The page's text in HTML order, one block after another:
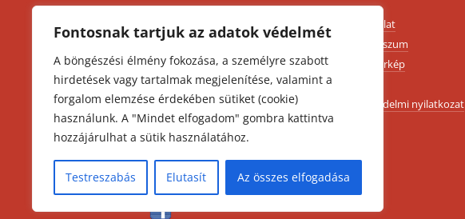
Fontosnak tartjuk az adatok védelmét
A böngészési élmény fokozása, a személyre szabott
hirdetések vagy tartalmak megjelenítése, valamint a
forgalom elemzése érdekében sütiket (cookie)
használunk. A "Mindet elfogadom" gombra kattintva
hozzájárulhat a sütik használatához.
Testreszabás Elutasít Az összes elfogadása
KEZDŐLAP
MAGYAR KONYHA
MAGYAR TITKOK
GULYÁS TITKOK
HUNGARIKUM
ÁLLJ! Kövess minket:
Kapcsolat
Impresszum
Oldaltérkép
Adatvédelmi nyilatkozat